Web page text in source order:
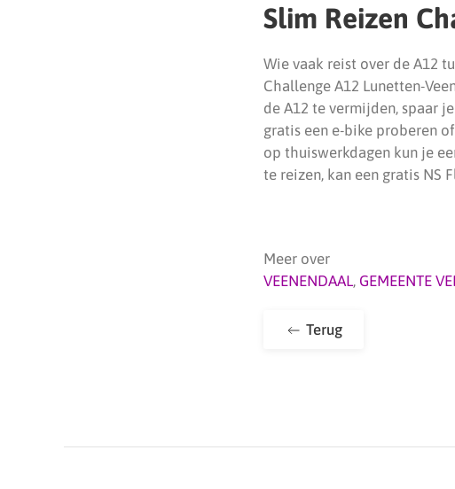
Slim Reizen
Wie vaak reist over de A12
Challenge A12 Lunetten-
de A12 te vermijden, spaar
gratis een e-bike proberen
op thuiswerkdagen kun je
te reizen, kan een gratis NS
Meer over
VEENENDAAL, GEMEENTE
Terug